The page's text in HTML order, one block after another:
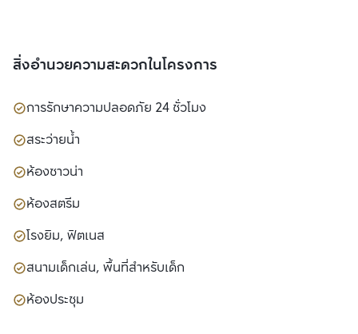
สิ่งอำนวยความสะดวกในโครงการ
การรักษาความปลอดภัย 24 ชั่วโมง
สระว่ายน้ำ
ห้องซาวน่า
ห้องสตรีม
โรงยิม, ฟิตเนส
สนามเด็กเล่น, พื้นที่สำหรับเด็ก
ห้องประชุม